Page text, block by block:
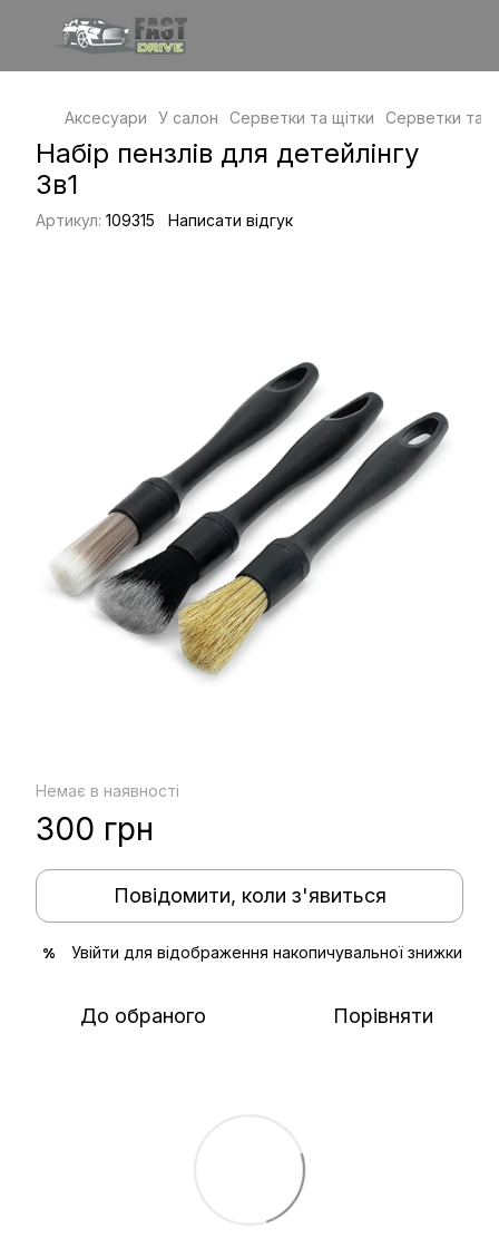
Аксесуари У салон Серветки та щітки Серветки та
Набір пензлів для детейлінгу
3в1
Артикул: 109315 Написати відгук
Немає в наявності
300 грн
Повідомити, коли з'явиться
% Увійти для відображення накопичувальної знижки
До обраного Порівняти